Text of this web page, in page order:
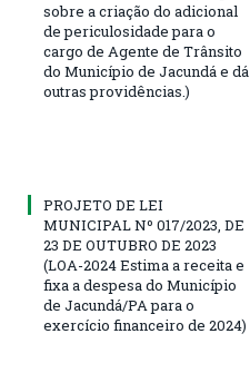
sobre a criação do adicional
de periculosidade para o
cargo de Agente de Trânsito
do Município de Jacundá e dá
outras providências.)
PROJETO DE LEI
MUNICIPAL Nº 017/2023, DE
23 DE OUTUBRO DE 2023
(LOA-2024 Estima a receita e
fixa a despesa do Município
de Jacundá/PA para o
exercício financeiro de 2024)